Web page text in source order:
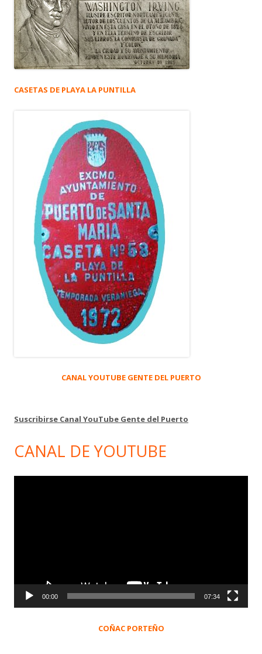
CASETAS DE PLAYA LA PUNTILLA
CANAL YOUTUBE GENTE DEL PUERTO
Suscribirse Canal YouTube Gente del Puerto
CANAL DE YOUTUBE
00:00 07:34
COÑAC PORTEÑO